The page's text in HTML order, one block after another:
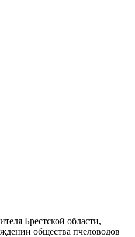
Брестской области,
общества пчеловодов